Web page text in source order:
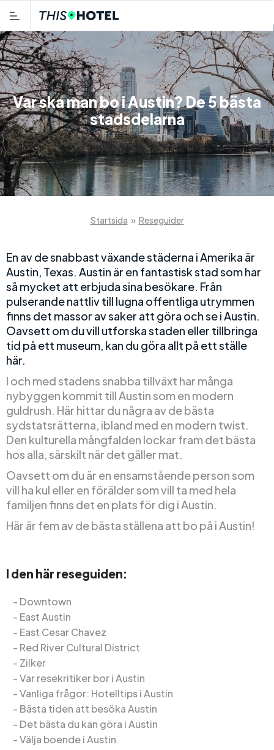
Var ska man bo i Austin? De 5 bästa
stadsdelarna
Startsida » Reseguider
En av de snabbast växande städerna i Amerika är
Austin, Texas. Austin är en fantastisk stad som har
så mycket att erbjuda sina besökare. Från
pulserande nattliv till lugna offentliga utrymmen
finns det massor av saker att göra och se i Austin.
Oavsett om du vill utforska staden eller tillbringa
tid på ett museum, kan du göra allt på ett ställe
här.
I och med stadens snabba tillväxt har många
nybyggen kommit till Austin som en modern
guldrush. Här hittar du några av de bästa
sydstatsrätterna, ibland med en modern twist.
Den kulturella mångfalden lockar fram det bästa
hos alla, särskilt när det gäller mat.
Oavsett om du är en ensamstående person som
vill ha kul eller en förälder som vill ta med hela
familjen finns det en plats för dig i Austin.
Här är fem av de bästa ställena att bo på i Austin!
I den här reseguiden:
Downtown
East Austin
East Cesar Chavez
Red River Cultural District
Zilker
Var resekritiker bor i Austin
Vanliga frågor: Hotelltips i Austin
Bästa tiden att besöka Austin
Det bästa du kan göra i Austin
Välja boende i Austin